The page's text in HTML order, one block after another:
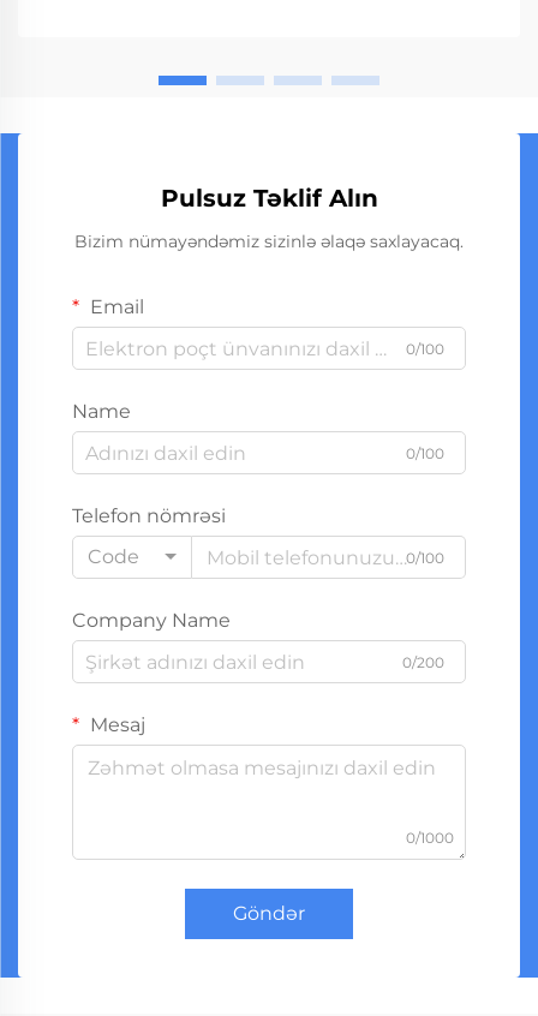
Pulsuz Təklif Alın
Bizim nümayəndəmiz sizinlə əlaqə saxlayacaq.
Email
0/100
Name
0/100
Telefon nömrəsi
Code
0/100
Company Name
0/200
Mesaj
0/1000
Göndər